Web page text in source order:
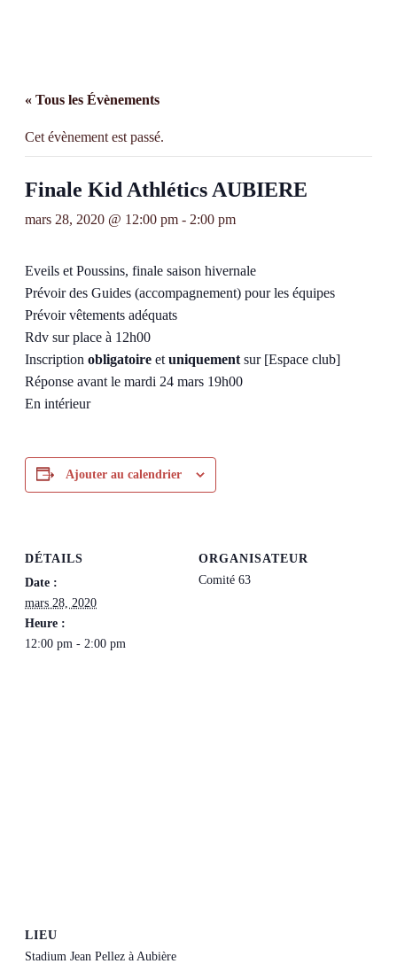
« Tous les Évènements
Cet évènement est passé.
Finale Kid Athlétics AUBIERE
mars 28, 2020 @ 12:00 pm - 2:00 pm
Eveils et Poussins, finale saison hivernale
Prévoir des Guides (accompagnement) pour les équipes
Prévoir vêtements adéquats
Rdv sur place à 12h00
Inscription obligatoire et uniquement sur [Espace club]
Réponse avant le mardi 24 mars 19h00
En intérieur
Ajouter au calendrier
DÉTAILS
Date :
mars 28, 2020
Heure :
12:00 pm - 2:00 pm
ORGANISATEUR
Comité 63
LIEU
Stadium Jean Pellez à Aubière